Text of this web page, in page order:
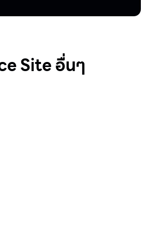
Site อื่นๆ